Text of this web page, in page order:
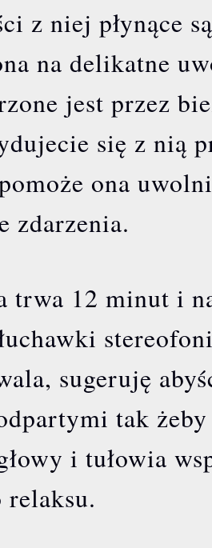
z niej płynące
na delikatne
jest przez
się z nią
ona
zdarzenia.
trwa 12 minut i
sugeruję
tak
i tułowia
relaksu.